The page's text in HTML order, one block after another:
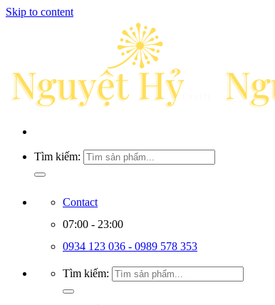
Skip to content
Tìm kiếm:
Contact
07:00 - 23:00
0934 123 036 - 0989 578 353
Tìm kiếm: